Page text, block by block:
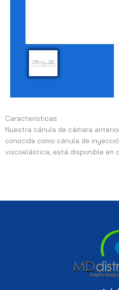
Características
Nuestra cánula de cámara
conocida como cánula de
viscoelástica, está disponible en